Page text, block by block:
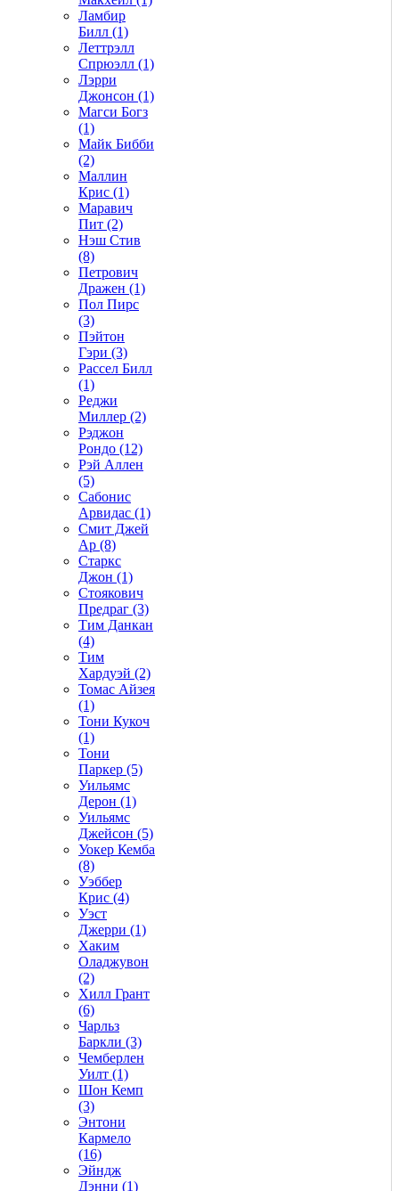
Ламбир
Билл (1)
Леттрэлл
Спрюэлл (1)
Лэрри
Джонсон (1)
Магси Богз
(1)
Майк Бибби
(2)
Маллин
Крис (1)
Маравич
Пит (2)
Нэш Стив
(8)
Петрович
Дражен (1)
Пол Пирс
(3)
Пэйтон
Гэри (3)
Рассел Билл
(1)
Реджи
Миллер (2)
Рэджон
Рондо (12)
Рэй Аллен
(5)
Сабонис
Арвидас (1)
Смит Джей
Ар (8)
Старкс
Джон (1)
Стоякович
Предраг (3)
Тим Данкан
(4)
Тим
Хардуэй (2)
Томас Айзея
(1)
Тони Кукоч
(1)
Тони
Паркер (5)
Уильямс
Дерон (1)
Уильямс
Джейсон (5)
Уокер Кемба
(8)
Уэббер
Крис (4)
Уэст
Джерри (1)
Хаким
Оладжувон
(2)
Хилл Грант
(6)
Чарльз
Баркли (3)
Чемберлен
Уилт (1)
Шон Кемп
(3)
Энтони
Кармело
(16)
Эйндж
Дэнни (1)